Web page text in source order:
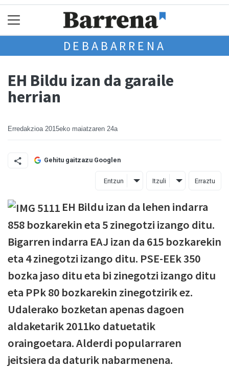
DEBABARRENA
EH Bildu izan da garaile
herrian
Erredakzioa 2015eko maiatzaren 24a
Gehitu gaitzazu Googlen
Entzun Itzuli Erraztu
EH Bildu izan da lehen indarra
858 bozkarekin eta 5 zinegotzi izango ditu.
Bigarren indarra EAJ izan da 615 bozkarekin
eta 4 zinegotzi izango ditu. PSE-EEk 350
bozka jaso ditu eta bi zinegotzi izango ditu
eta PPk 80 bozkarekin zinegotzirik ez.
Udalerako bozketan apenas dagoen
aldaketarik 2011ko datuetatik
oraingoetara. Alderdi popularraren
jeitsiera da daturik nabarmenena.